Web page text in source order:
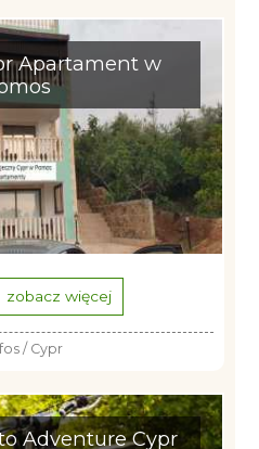
Apartament w
zobacz więcej
/ Cypr
Adventure Cypr